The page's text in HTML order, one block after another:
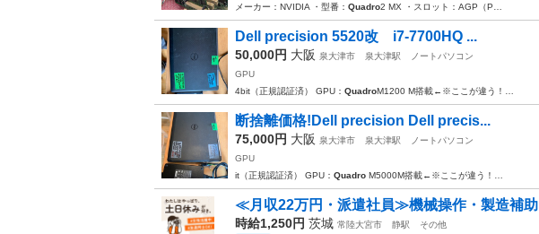
メーカー：NVIDIA ・型番： Quadro2 MX ・スロット：AGP（P…
Dell precision 5520改 i7-7700HQ ...
50,000円 大阪 泉大津市 泉大津駅
ノートパソコン
GPU
4bit（正規認証済） GPU： QuadroM1200 M搭載←※ここが違う！…
断捨離価格!Dell precision Dell precis...
75,000円 大阪 泉大津市 泉大津駅
ノートパソコン
GPU
it（正規認証済） GPU： Quadro M5000M搭載←※ここが違う！…
≪月収22万円・派遣社員≫機械操作・製造補助
時給1,250円 茨城 常陸大宮市 静駅 その他